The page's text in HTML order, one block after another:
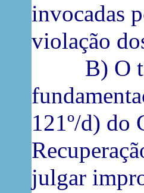
invocadas
violação
B) O
121º/d) do
julgar